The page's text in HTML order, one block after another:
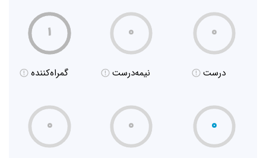
۰
درست
۰
نیمه‌درست
۱
گمراه‌کننده
۰ ۰ ۰